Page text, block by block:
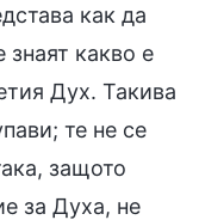
как да
какво е
Дух. Такива
те не се
защото
за Духа, не